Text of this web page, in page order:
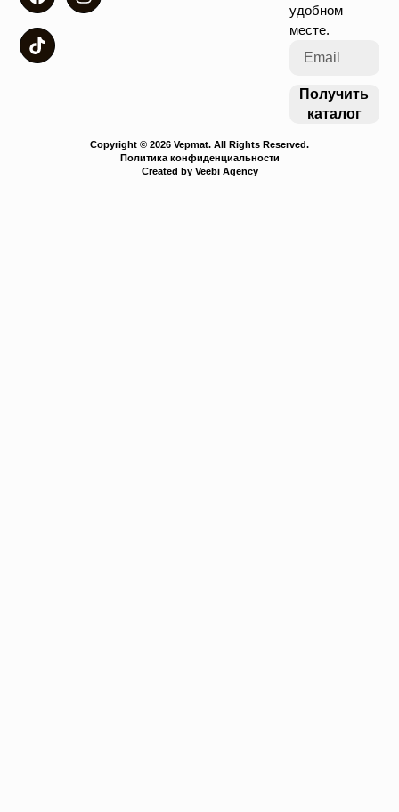
удобном
месте.
Получить
каталог
Copyright © 2026 Vepmat. All Rights Reserved.
Политика конфиденциальности
Created by Veebi Agency